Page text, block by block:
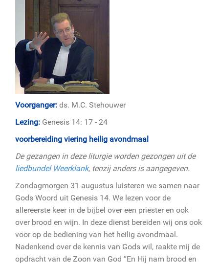
Voorganger: ds. M.C. Stehouwer
Lezing: Genesis 14: 17 - 24
voorbereiding viering heilig avondmaal
De gezangen in deze liturgie worden gezongen uit de
liedbundel Weerklank, tenzij anders is aangegeven.
Zondagmorgen 31 augustus luisteren we samen naar
Gods Woord uit Genesis 14. We lezen voor de
allereerste keer in de bijbel over een priester en ook
over brood en wijn. In deze dienst bereiden wij ons ook
voor op de bediening van het heilig avondmaal.
Nadenkend over de kennis van Gods wil, raakte mij de
opdracht van de Zoon van God “En Hij nam brood en